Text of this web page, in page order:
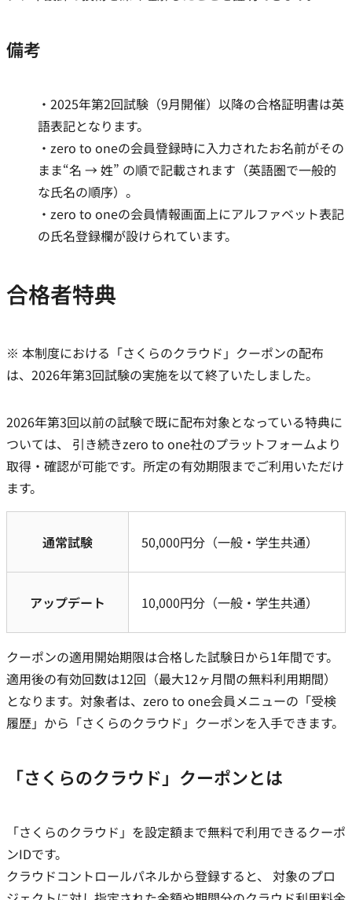
備考
2025年第2回試験（9月開催）以降の合格証明書は英
語表記となります。
zero to oneの会員登録時に入力されたお名前がその
まま“名 → 姓” の順で記載されます（英語圏で一般的
な氏名の順序）。
zero to oneの会員情報画面上にアルファベット表記
の氏名登録欄が設けられています。
合格者特典
※ 本制度における「さくらのクラウド」クーポンの配布
は、2026年第3回試験の実施を以て終了いたしました。
2026年第3回以前の試験で既に配布対象となっている特典に
ついては、 引き続きzero to one社のプラットフォームより
取得・確認が可能です。所定の有効期限までご利用いただけ
ます。
通常試験 50,000円分（一般・学生共通）
アップデート 10,000円分（一般・学生共通）
クーポンの適用開始期限は合格した試験日から1年間です。
適用後の有効回数は12回（最大12ヶ月間の無料利用期間）
となります。対象者は、zero to one会員メニューの「受検
履歴」から「さくらのクラウド」クーポンを入手できます。
「さくらのクラウド」クーポンとは
「さくらのクラウド」を設定額まで無料で利用できるクーポ
ンIDです。
クラウドコントロールパネルから登録すると、 対象のプロ